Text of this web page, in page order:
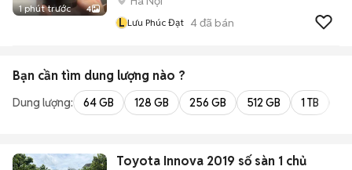
1 phút trước 4
L Lưu Phúc Đạt 4đã bán
Bạn cần tìm dung lượng nào ?
Dung lượng: 64 GB 128 GB 256 GB 512 GB 1 TB
Toyota Innova 2019 số sàn 1 chủ